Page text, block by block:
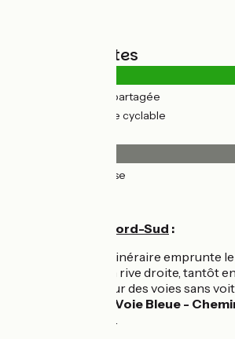
Types de routes
(4%) Route partagée
(96%) Voie cyclable
(100%) Lisse
Parcours Sens Nord-Sud :
, l'itinéraire emprunte le
tantôt en rive droite, tantôt
grande majorité sur des voies sans
La Voie Bleue -
au départ d'Apach.